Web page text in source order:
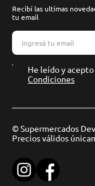
Recibí las ultimas
tu email
He leído y
Condiciones
© Supermercados
Precios válidos